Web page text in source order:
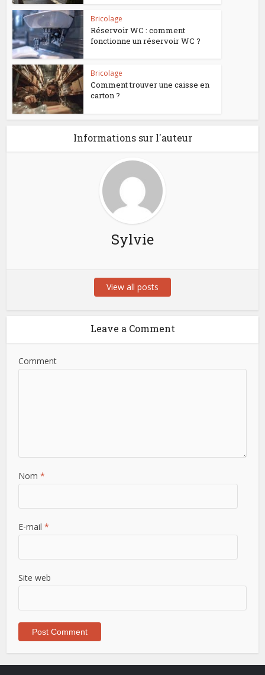
Bricolage
Réservoir WC : comment
fonctionne un réservoir WC ?
Bricolage
Comment trouver une caisse en
carton ?
Informations sur l'auteur
Sylvie
View all posts
Leave a Comment
Comment
Nom*
E-mail*
Site web